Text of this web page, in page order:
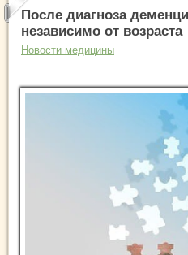
После диагноза
независимо от возраста
Новости медицины